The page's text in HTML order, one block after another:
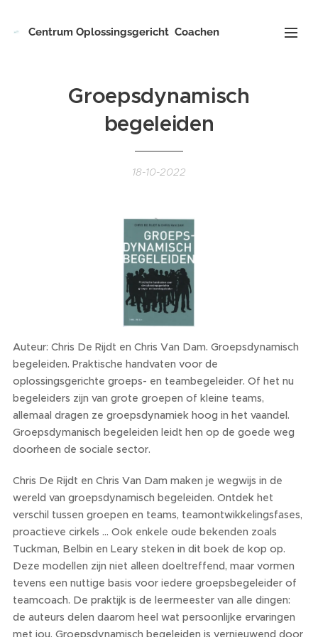
Centrum Oplossingsgericht Coachen
Groepsdynamisch
begeleiden
18-10-2022
Auteur: Chris De Rijdt en Chris Van Dam. Groepsdynamisch
begeleiden. Praktische handvaten voor de
oplossingsgerichte groeps- en teambegeleider. Of het nu
begeleiders zijn van grote groepen of kleine teams,
allemaal dragen ze groepsdynamiek hoog in het vaandel.
Groepsdymanisch begeleiden leidt hen op de goede weg
doorheen de sociale sector.
Chris De Rijdt en Chris Van Dam maken je wegwijs in de
wereld van groepsdynamisch begeleiden. Ontdek het
verschil tussen groepen en teams, teamontwikkelingsfases,
proactieve cirkels ... Ook enkele oude bekenden zoals
Tuckman, Belbin en Leary steken in dit boek de kop op.
Deze modellen zijn niet alleen doeltreffend, maar vormen
tevens een nuttige basis voor iedere groepsbegeleider of
teamcoach. De praktijk is de leermeester van alle dingen:
de auteurs delen daarom heel wat persoonlijke ervaringen
met jou. Groepsdynamisch begeleiden is vernieuwend door